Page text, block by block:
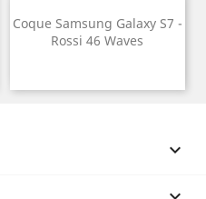
Coque Samsung Galaxy S7 -
Rossi 46 Waves
